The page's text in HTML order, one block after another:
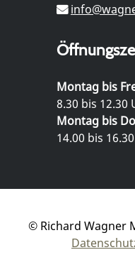
Montag bis
8.30 bis 12.30
Montag bis
14.00 bis
© Richard Wagner